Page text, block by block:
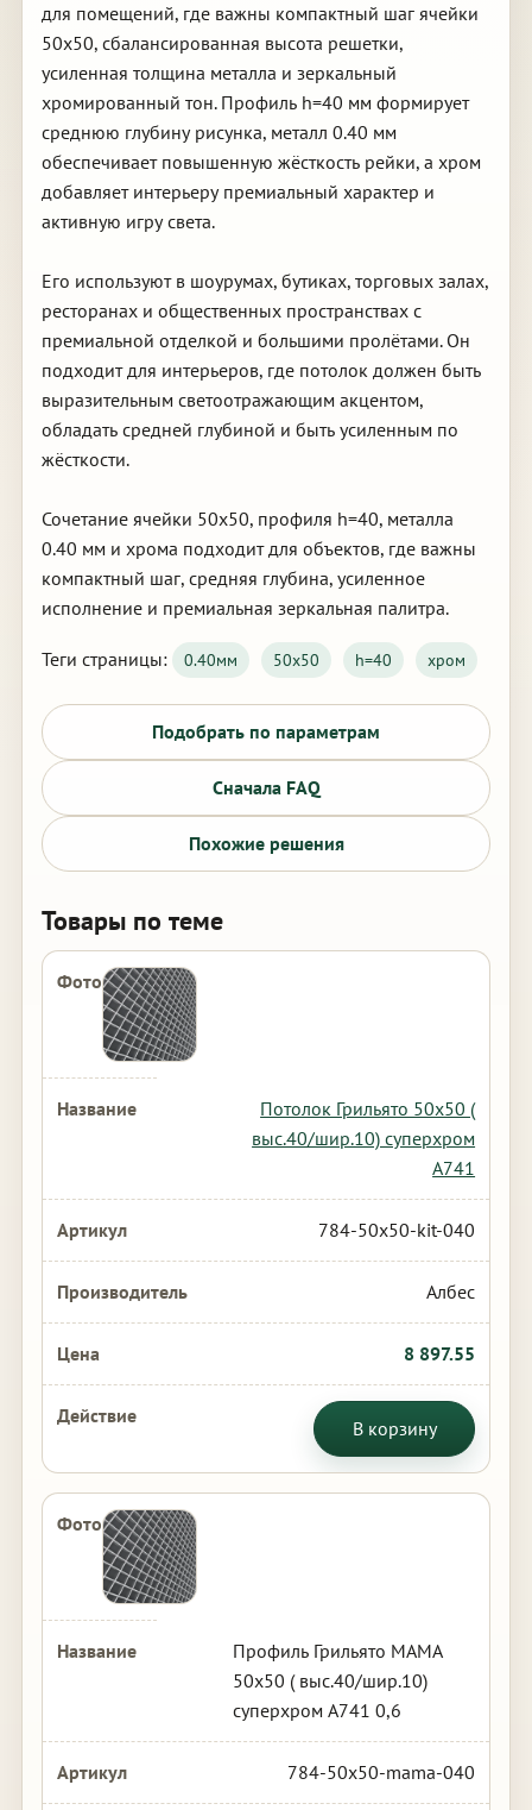
для помещений, где важны компактный шаг ячейки
50х50, сбалансированная высота решетки,
усиленная толщина металла и зеркальный
хромированный тон. Профиль h=40 мм формирует
среднюю глубину рисунка, металл 0.40 мм
обеспечивает повышенную жёсткость рейки, а хром
добавляет интерьеру премиальный характер и
активную игру света.
Его используют в шоурумах, бутиках, торговых залах,
ресторанах и общественных пространствах с
премиальной отделкой и большими пролётами. Он
подходит для интерьеров, где потолок должен быть
выразительным светоотражающим акцентом,
обладать средней глубиной и быть усиленным по
жёсткости.
Сочетание ячейки 50х50, профиля h=40, металла
0.40 мм и хрома подходит для объектов, где важны
компактный шаг, средняя глубина, усиленное
исполнение и премиальная зеркальная палитра.
Теги страницы: 0.40мм 50х50 h=40 хром
Подобрать по параметрам
Сначала FAQ
Похожие решения
Товары по теме
Потолок Грильято 50х50 (
выс.40/шир.10) суперхром
А741
784-50x50-kit-040
Албес
8 897.55
В корзину
Профиль Грильято МАМА
50х50 ( выс.40/шир.10)
суперхром А741 0,6
784-50x50-mama-040